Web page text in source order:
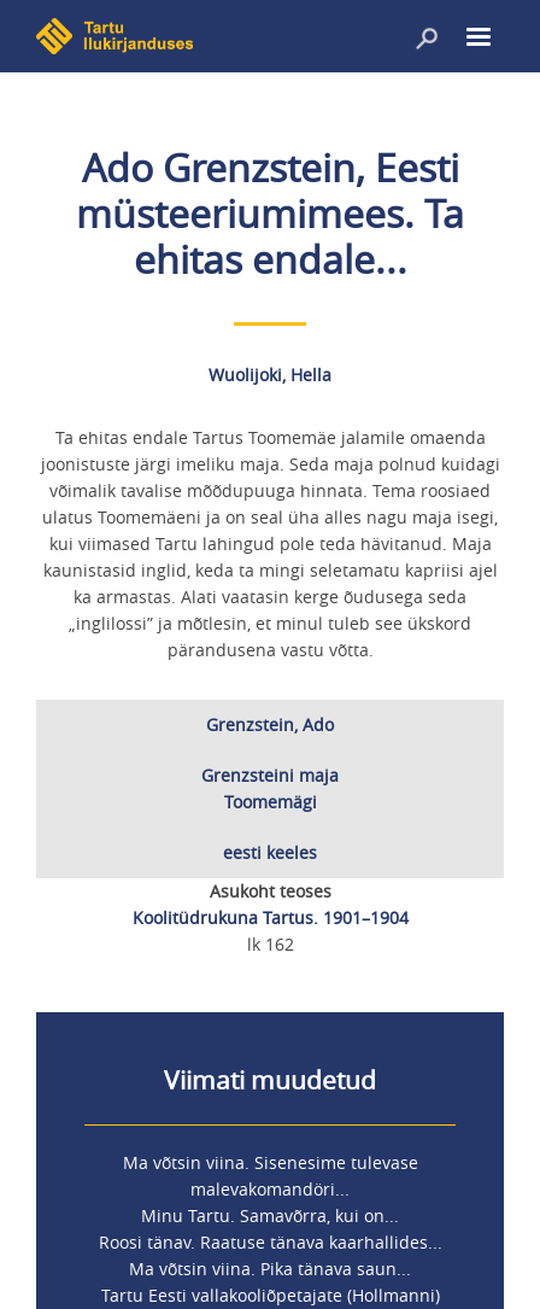
edasi
Ado Grenzstein, Eesti
müsteeriumimees. Ta
ehitas endale...
Wuolijoki, Hella
Ta ehitas endale Tartus Toomemäe jalamile omaenda
joonistuste järgi imeliku maja. Seda maja polnud kuidagi
võimalik tavalise mõõdupuuga hinnata. Tema roosiaed
ulatus Toomemäeni ja on seal üha alles nagu maja isegi,
kui viimased Tartu lahingud pole teda hävitanud. Maja
kaunistasid inglid, keda ta mingi seletamatu kapriisi ajel
ka armastas. Alati vaatasin kerge õudusega seda
„inglilossi” ja mõtlesin, et minul tuleb see ükskord
pärandusena vastu võtta.
Grenzstein, Ado
Grenzsteini maja
Toomemägi
eesti keeles
Asukoht teoses
Koolitüdrukuna Tartus. 1901–1904
lk 162
Viimati muudetud
Ma võtsin viina. Sisenesime tulevase
malevakomandöri...
Minu Tartu. Samavõrra, kui on...
Roosi tänav. Raatuse tänava kaarhallides...
Ma võtsin viina. Pika tänava saun...
Tartu Eesti vallakooliõpetajate (Hollmanni)